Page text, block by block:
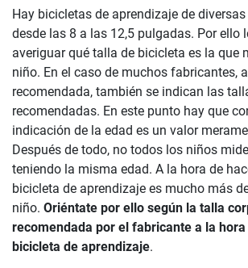
Hay bicicletas de aprendizaje de
desde las 8 a las 12,5 pulgadas. Por ello
averiguar qué talla de bicicleta es la que
niño. En el caso de muchos fabricantes,
recomendada, también se indican las
recomendadas. En este punto hay que
indicación de la edad es un valor
Después de todo, no todos los niños
teniendo la misma edad. A la hora de
bicicleta de aprendizaje es mucho más
niño. Oriéntate por ello según la talla
recomendada por el fabricante a la
bicicleta de aprendizaje.